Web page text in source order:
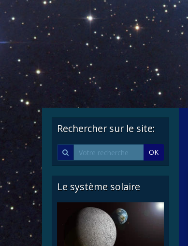
Rechercher sur le site:
OK
Le système solaire